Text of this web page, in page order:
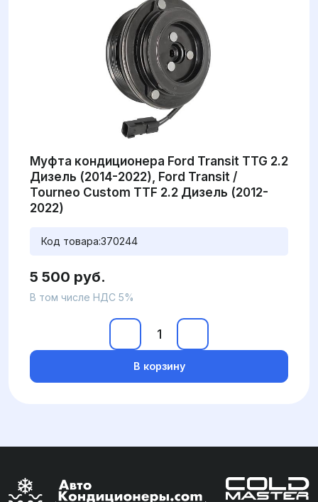
Муфта кондиционера Ford Transit TTG 2.2
Дизель (2014-2022), Ford Transit /
Tourneo Custom TTF 2.2 Дизель (2012-
2022)
Код товара:370244
5 500 руб.
В том числе НДС 5%
В корзину